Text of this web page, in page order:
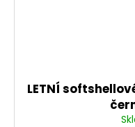
LETNÍ